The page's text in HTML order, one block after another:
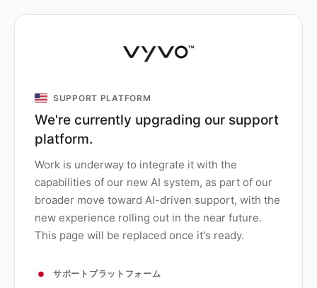
SUPPORT PLATFORM
We're currently upgrading our support
platform.
Work is underway to integrate it with the
capabilities of our new AI system, as part of our
broader move toward AI-driven support, with the
new experience rolling out in the near future.
This page will be replaced once it's ready.
サポートプラットフォーム